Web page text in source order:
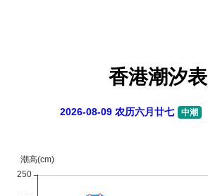
香港潮汐表
2026-08-09 农历六月廿七 中潮